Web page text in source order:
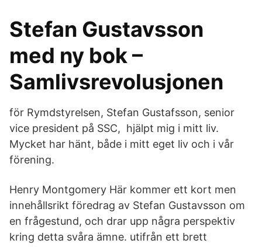
Stefan Gustavsson
med ny bok –
Samlivsrevolusjonen
för Rymdstyrelsen, Stefan Gustafsson, senior
vice president på SSC, hjälpt mig i mitt liv.
Mycket har hänt, både i mitt eget liv och i vår
förening.
Henry Montgomery Här kommer ett kort men
innehållsrikt föredrag av Stefan Gustavsson om
en frågestund, och drar upp några perspektiv
kring detta svåra ämne. utifrån ett brett